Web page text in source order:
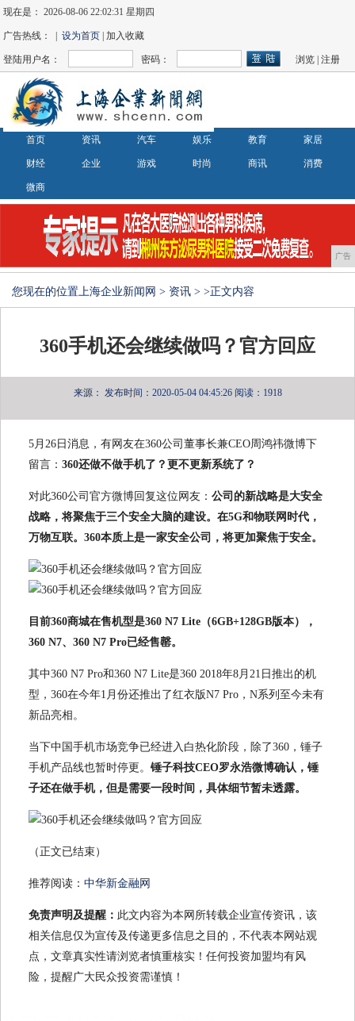
现在是：2026-08-06 22:02:31 星期四
广告热线： |设为首页 | 加入收藏
登陆用户名： 密码： 浏览 |注册
首页 资讯 汽车 娱乐 教育 家居
财经 企业 游戏 时尚 商讯 消费
微商
广告
您现在的位置上海企业新闻网 > 资讯 > >正文内容
360手机还会继续做吗？官方回应
来源： 发布时间：2020-05-04 04:45:26 阅读：1918
5月26日消息，有网友在360公司董事长兼CEO周鸿祎微博下
留言： 360还做不做手机了？更不更新系统了？
对此360公司官方微博回复这位网友： 公司的新战略是大安全
战略，将聚焦于三个安全大脑的建设。在5G和物联网时代，
万物互联。360本质上是一家安全公司，将更加聚焦于安全。
目前360商城在售机型是360 N7 Lite（6GB+128GB版本），
360 N7、360 N7 Pro已经售罄。
其中360 N7 Pro和360 N7 Lite是360 2018年8月21日推出的机
型，360在今年1月份还推出了红衣版N7 Pro，N系列至今未有
新品亮相。
当下中国手机市场竞争已经进入白热化阶段，除了360，锤子
手机产品线也暂时停更。 锤子科技CEO罗永浩微博确认，锤
子还在做手机，但是需要一段时间，具体细节暂未透露。
（正文已结束）
推荐阅读： 中华新金融网
免责声明及提醒： 此文内容为本网所转载企业宣传资讯，该
相关信息仅为宣传及传递更多信息之目的，不代表本网站观
点，文章真实性请浏览者慎重核实！任何投资加盟均有风
险，提醒广大民众投资需谨慎！